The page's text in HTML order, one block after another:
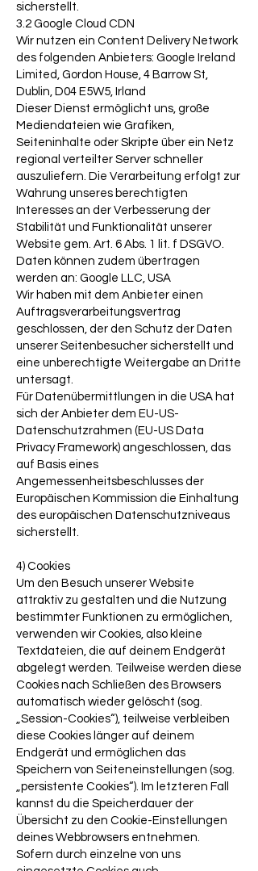
sicherstellt.
3.2 Google Cloud CDN
Wir nutzen ein Content Delivery Network
des folgenden Anbieters: Google Ireland
Limited, Gordon House, 4 Barrow St,
Dublin, D04 E5W5, Irland
Dieser Dienst ermöglicht uns, große
Mediendateien wie Grafiken,
Seiteninhalte oder Skripte über ein Netz
regional verteilter Server schneller
auszuliefern. Die Verarbeitung erfolgt zur
Wahrung unseres berechtigten
Interesses an der Verbesserung der
Stabilität und Funktionalität unserer
Website gem. Art. 6 Abs. 1 lit. f DSGVO.
Daten können zudem übertragen
werden an: Google LLC, USA
Wir haben mit dem Anbieter einen
Auftragsverarbeitungsvertrag
geschlossen, der den Schutz der Daten
unserer Seitenbesucher sicherstellt und
eine unberechtigte Weitergabe an Dritte
untersagt.
Für Datenübermittlungen in die USA hat
sich der Anbieter dem EU-US-
Datenschutzrahmen (EU-US Data
Privacy Framework) angeschlossen, das
auf Basis eines
Angemessenheitsbeschlusses der
Europäischen Kommission die Einhaltung
des europäischen Datenschutzniveaus
sicherstellt.
4) Cookies
Um den Besuch unserer Website
attraktiv zu gestalten und die Nutzung
bestimmter Funktionen zu ermöglichen,
verwenden wir Cookies, also kleine
Textdateien, die auf deinem Endgerät
abgelegt werden. Teilweise werden diese
Cookies nach Schließen des Browsers
automatisch wieder gelöscht (sog.
„Session-Cookies“), teilweise verbleiben
diese Cookies länger auf deinem
Endgerät und ermöglichen das
Speichern von Seiteneinstellungen (sog.
„persistente Cookies“). Im letzteren Fall
kannst du die Speicherdauer der
Übersicht zu den Cookie-Einstellungen
deines Webbrowsers entnehmen.
Sofern durch einzelne von uns